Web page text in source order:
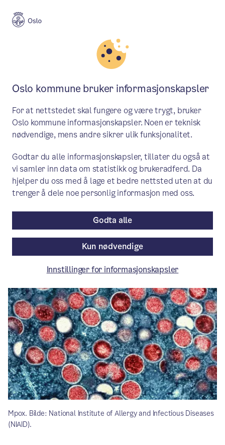
Bekreftede tilfeller av m-
kopper i Oslo
Tirsdag er det bekreftet 2 tilfeller av m-
kopper på personer bosatt i Oslo.
Pressemelding/ Publisert: 22.10.2024 / Det er mandag
Av Helseetaten
Artikkelen er mer enn ett år gammel.
Mpox. Bilde: National Institute of Allergy and Infectious Diseases
(NIAID).
Oslo kommune bruker informasjonskapsler
For at nettstedet skal fungere og være trygt, bruker
Oslo kommune informasjonskapsler. Noen er teknisk
nødvendige, mens andre sikrer ulik funksjonalitet.
Godtar du alle informasjonskapsler, tillater du også at
vi samler inn data om statistikk og brukeradferd. Da
hjelper du oss med å lage et bedre nettsted uten at du
trenger å dele noe personlig informasjon med oss.
Kun nødvendige
Godta alle
Innstillinger for informasjonskapsler